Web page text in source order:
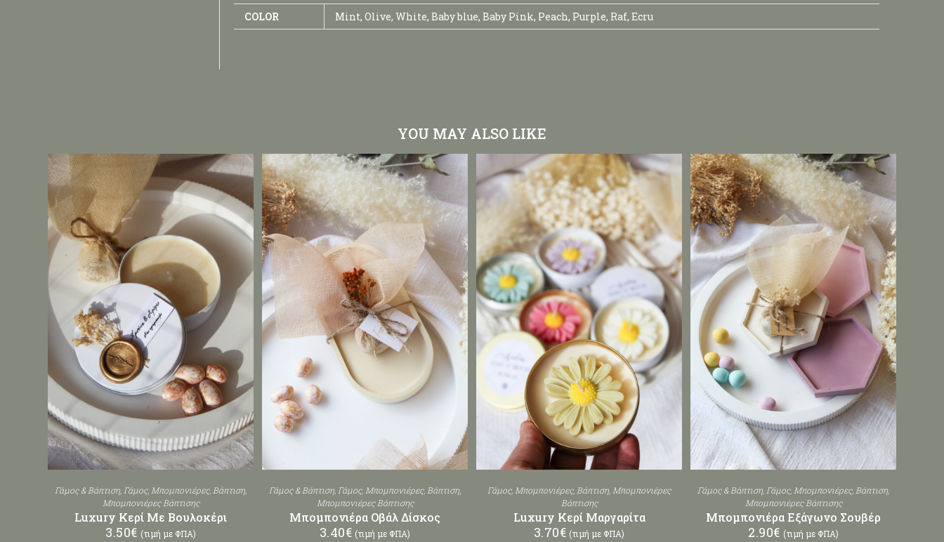
COLOR Mint, Olive, White, Baby blue, Baby Pink, Peach, Purple, Raf, Ecru
YOU MAY ALSO LIKE
Γάμος & Βάπτιση Γάμος, Μπομπονιέρες, Βάπτιση
Μπομπονιέρες Βάπτισης
Luxury Κερί Με Βουλοκέρι
3.50€ (τιμή με ΦΠΑ)
Γάμος & Βάπτιση Γάμος, Μπομπονιέρες, Βάπτιση
Μπομπονιέρες Βάπτισης
Μπομπονιέρα Οβάλ Δίσκος
3.40€ (τιμή με ΦΠΑ)
Γάμος, Μπομπονιέρες, Βάπτιση Μπομπονιέρες
Βάπτισης
Luxury Κερί Μαργαρίτα
3.70€ (τιμή με ΦΠΑ)
Γάμος & Βάπτιση Γάμος, Μπομπονιέρες, Βάπτιση
Μπομπονιέρες Βάπτισης
Μπομπονιέρα Εξάγωνο Σουβέρ
2.90€ (τιμή με ΦΠΑ)